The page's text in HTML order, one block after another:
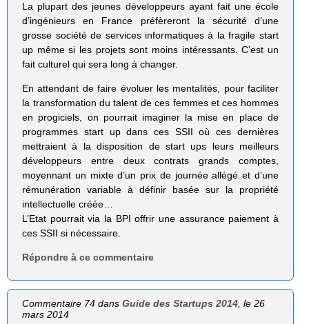
La plupart des jeunes développeurs ayant fait une école
d’ingénieurs en France préfèreront la sécurité d’une
grosse société de services informatiques à la fragile start
up même si les projets sont moins intéressants. C’est un
fait culturel qui sera long à changer.
En attendant de faire évoluer les mentalités, pour faciliter
la transformation du talent de ces femmes et ces hommes
en progiciels, on pourrait imaginer la mise en place de
programmes start up dans ces SSII où ces dernières
mettraient à la disposition de start ups leurs meilleurs
développeurs entre deux contrats grands comptes,
moyennant un mixte d’un prix de journée allégé et d’une
rémunération variable à définir basée sur la propriété
intellectuelle créée…
L’Etat pourrait via la BPI offrir une assurance paiement à
ces SSII si nécessaire.
Répondre à ce commentaire
Commentaire 74 dansGuide des Startups 2014, le 26
mars 2014